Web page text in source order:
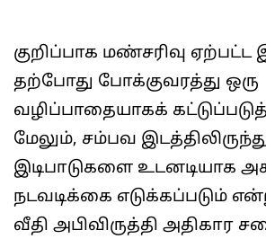
குறிப்பாக மண்சரிவு ஏற்பட்ட
தற்போது போக்குவரத்து ஒரு
வழிப்பாதையாகக்
மேலும், சம்பவ
இடிபாடுகளை உடனடியாக
நடவடிக்கை எடுக்கப்படும்
வீதி அபிவிருத்தி அதிகார